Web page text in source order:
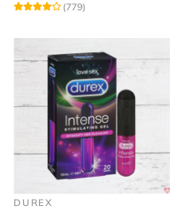
(779)
DUREX